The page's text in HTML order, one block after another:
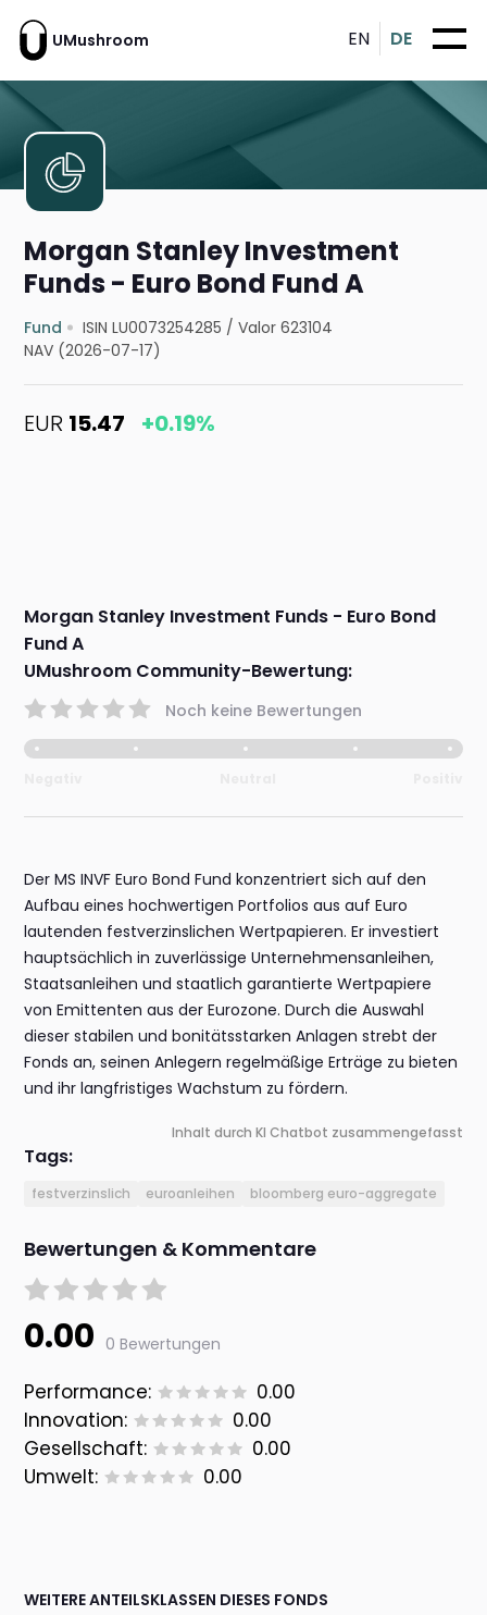
UMushroom EN DE
Morgan Stanley Investment
Funds - Euro Bond Fund A
Fund ISIN LU0073254285 /Valor 623104
NAV (2026-07-17)
EUR 15.47 +0.19%
Morgan Stanley Investment Funds - Euro Bond
Fund A
UMushroom Community-Bewertung:
Noch keine Bewertungen
Der MS INVF Euro Bond Fund konzentriert sich auf den
Aufbau eines hochwertigen Portfolios aus auf Euro
lautenden festverzinslichen Wertpapieren. Er investiert
hauptsächlich in zuverlässige Unternehmensanleihen,
Staatsanleihen und staatlich garantierte Wertpapiere
von Emittenten aus der Eurozone. Durch die Auswahl
dieser stabilen und bonitätsstarken Anlagen strebt der
Fonds an, seinen Anlegern regelmäßige Erträge zu bieten
und ihr langfristiges Wachstum zu fördern.
Inhalt durch KI Chatbot zusammengefasst
Tags:
festverzinslich euroanleihen bloomberg euro-aggregate
Bewertungen & Kommentare
0.00 0 Bewertungen
Performance:
0.00
Innovation:
0.00
Gesellschaft:
0.00
Umwelt:
0.00
WEITERE ANTEILSKLASSEN DIESES FONDS